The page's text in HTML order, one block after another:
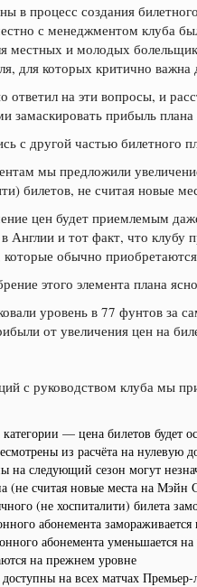
в процесс создания
с менеджментом клуба
местных и молодых
для которых критично важна
на эти вопросы, и
замаскировать прибыль
с другой частью билетного
мы предложили
билетов, не считая новые
цен будет приемлемым
Англии и тот факт, что клубу
которые обычно
этого элемента плана
уровень в 77 фунтов за
от увеличения цен на
с руководством клуба мы
— цена билетов будет
из расчёта на нулевую
на следующий сезон могут
(не считая новые места на Мэйн
(не хоспиталити) билета
абонемента
абонемента уменьшается
на прежнем уровне
на всех матчах